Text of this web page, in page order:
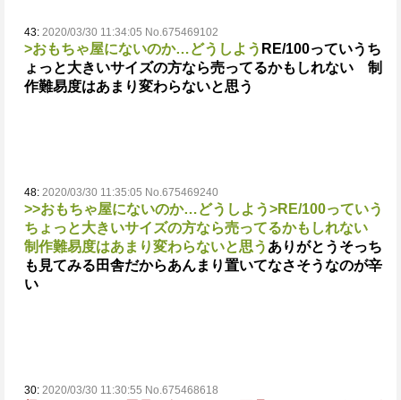
43: 2020/03/30 11:34:05 No.675469102
>おもちゃ屋にないのか…どうしよう RE/100っていうち
ょっと大きいサイズの方なら売ってるかもしれない 制
作難易度はあまり変わらないと思う
48: 2020/03/30 11:35:05 No.675469240
>>おもちゃ屋にないのか…どうしよう>RE/100っていう
ちょっと大きいサイズの方なら売ってるかもしれない
制作難易度はあまり変わらないと思う ありがとうそっち
も見てみる 田舎だからあんまり置いてなさそうなのが辛
い
30: 2020/03/30 11:30:55 No.675468618